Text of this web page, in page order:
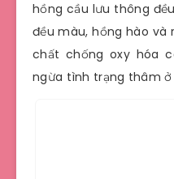
hồng cầu lưu thông
đều màu, hồng hào và
chất chống oxy hóa
ngừa tình trạng thâm ở